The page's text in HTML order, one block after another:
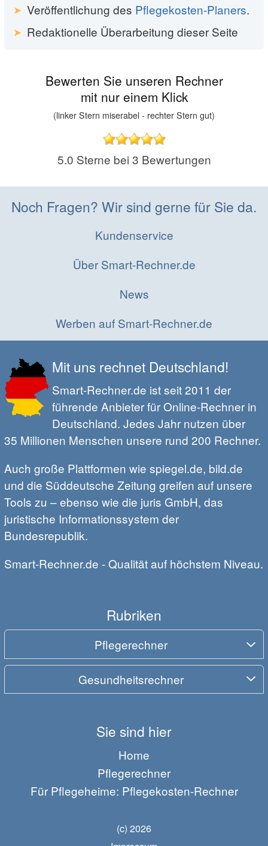
Veröffentlichung des Pflegekosten-Planers.
Redaktionelle Überarbeitung dieser Seite
Bewerten Sie unseren Rechner
mit nur einem Klick
(linker Stern miserabel - rechter Stern gut)
5.0 Sterne bei 3 Bewertungen
Noch Fragen? Wir sind gerne für Sie da.
Kundenservice
Über Smart-Rechner.de
News
Werben auf Smart-Rechner.de
Mit uns rechnet Deutschland!
Smart-Rechner.de ist seit 2011 der
führende Anbieter für Online-Rechner in
Deutschland. Jedes Jahr nutzen über
35 Millionen Menschen unsere rund 200 Rechner.
Auch große Plattformen wie spiegel.de, bild.de
und die Süddeutsche Zeitung greifen auf unsere
Tools zu – ebenso wie die juris GmbH, das
juristische Informationssystem der
Bundesrepublik.
Smart-Rechner.de - Qualität auf höchstem Niveau.
Rubriken
Pflegerechner
Gesundheitsrechner
Sie sind hier
Home
Pflegerechner
Für Pflegeheime: Pflegekosten-Rechner
(c) 2026